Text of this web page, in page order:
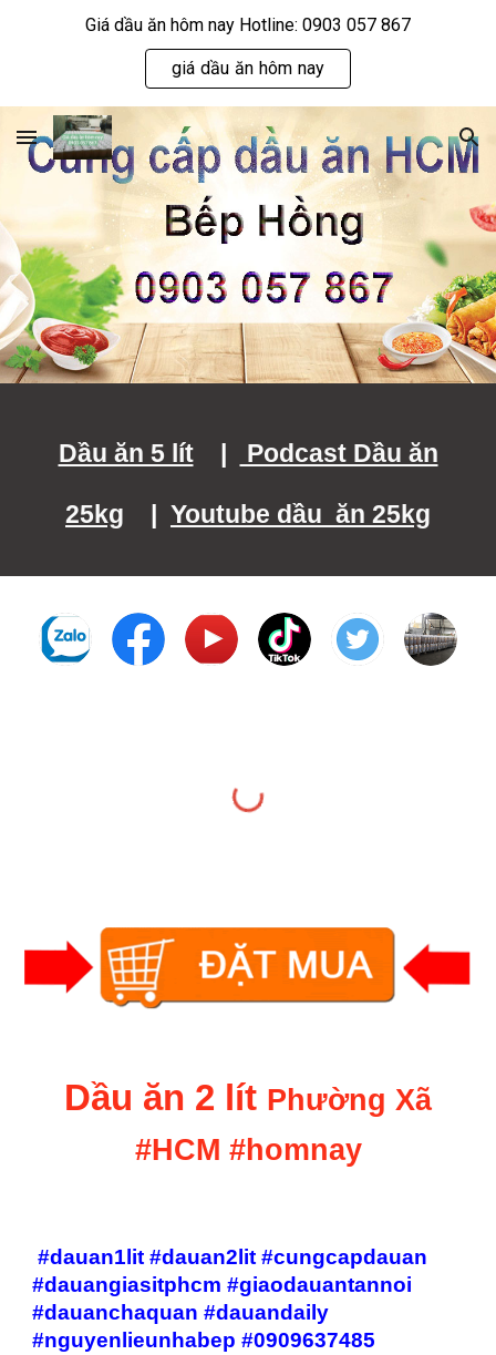
Giá dầu ăn hôm nay Hotline: 0903 057 867
giá dầu ăn hôm nay
Dầu ăn 5 lít| Podcast Dầu ăn
25kg | Youtube dầu ăn 25kg
Dầu ăn 2 lít Phường Xã
#HCM #homnay
#dauan1lit #dauan2lit #cungcapdauan
#dauangiasitphcm #giaodauantannoi
#dauanchaquan #dauandaily
#nguyenlieunhabep #0909637485